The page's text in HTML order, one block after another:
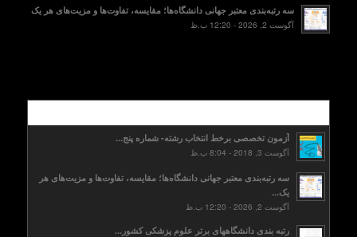
سه رتبه‌بندی معتبر جهانی دانشگاه‌ها؛ مقایسه، تفاوت‌ها و مزیت‌های هر یک
آگوست 2, 2026 - 12:20 ب.ظ
آزمون تخصصی برخط انتخاب رشته- شماره پنج...
آگوست 3, 2018 - 8:04 ب.ظ
سه رتبه‌بندی معتبر جهانی دانشگاه‌ها؛ مقایسه، تفاوت‌ها و مزیت‌های هر
یک...
آگوست 2, 2026 - 12:20 ب.ظ
رتبه بندی دانشگاههای برتر علوم پزشکی کشور...